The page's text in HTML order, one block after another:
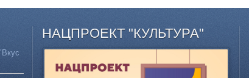
НАЦПРОЕКТ "КУЛЬТУРА"